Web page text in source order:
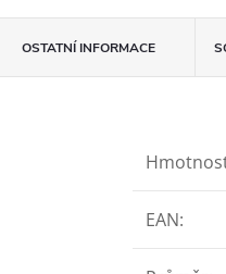
OSTATNÍ INFORMACE
EAN: